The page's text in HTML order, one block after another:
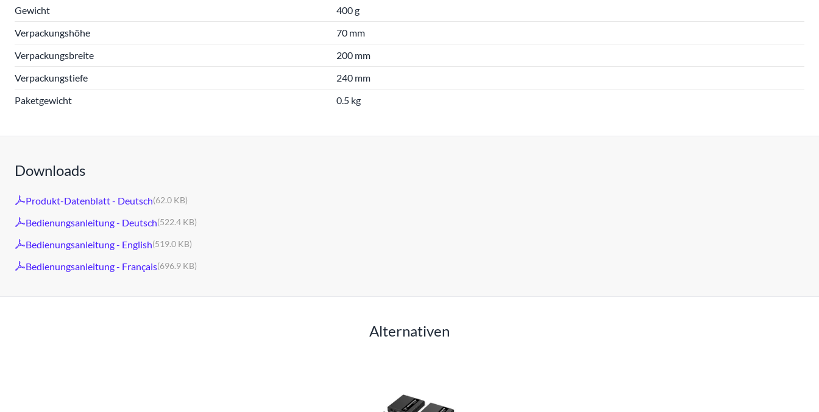
Gewicht
400 g
Verpackungshöhe
70 mm
Verpackungsbreite
200 mm
Verpackungstiefe
240 mm
Paketgewicht
0.5 kg
Downloads
Produkt-Datenblatt - Deutsch(62.0 KB)
Bedienungsanleitung - Deutsch(522.4 KB)
Bedienungsanleitung - English(519.0 KB)
Bedienungsanleitung - Français(696.9 KB)
Alternativen